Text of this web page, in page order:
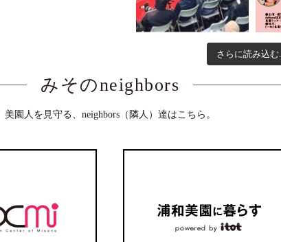
さらに読み込む...
みそのneighbors
美園人を見守る、neighbors（隣人）達はこちら。